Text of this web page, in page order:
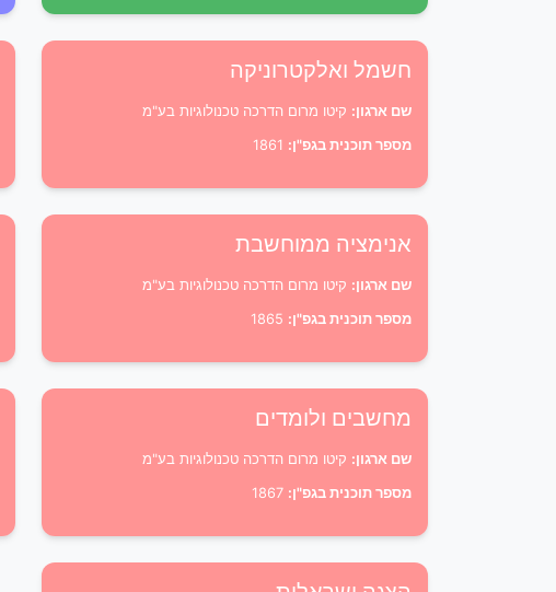
חשמל ואלקטרוניקה
שם ארגון: קיטו מרום הדרכה טכנולוגיות בע"מ
מספר תוכנית בגפ"ן:
אנימציה ממוחשבת
שם ארגון: קיטו מרום הדרכה טכנולוגיות בע"מ
מספר תוכנית בגפ"ן:
מחשבים ולומדים
שם ארגון: קיטו מרום הדרכה טכנולוגיות בע"מ
מספר תוכנית בגפ"ן: